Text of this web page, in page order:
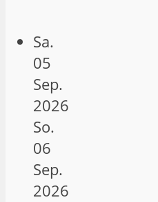
Sa.
05
Sep.
2026
So.
06
Sep.
2026